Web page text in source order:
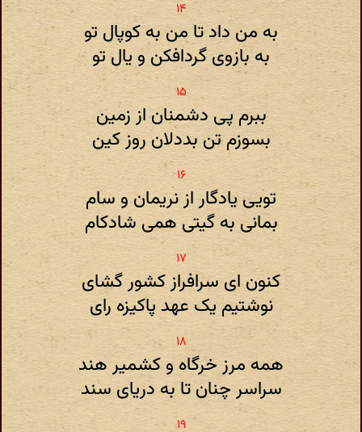
به من داد تا من به کوپال تو
به بازوی گردافکن و یال تو
ببرم پی دشمنان از زمین
بسوزم تن بددلان روز کین
تویی یادگار از نریمان و سام
بمانی به گیتی همی شادکام
کنون ای سرافراز کشور گشای
نوشتیم یک عهد پاکیزه رای
همه مرز خرگاه و کشمیر هند
سراسر چنان تا به دریای سند